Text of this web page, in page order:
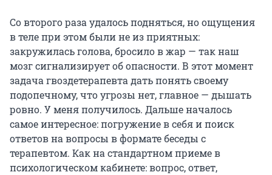
Со второго раза удалось подняться, но ощущения
в теле при этом были не из приятных:
закружилась голова, бросило в жар — так наш
мозг сигнализирует об опасности. В этот момент
задача гвоздетерапевта дать понять своему
подопечному, что угрозы нет, главное — дышать
ровно. У меня получилось. Дальше началось
самое интересное: погружение в себя и поиск
ответов на вопросы в формате беседы с
терапевтом. Как на стандартном приеме в
психологическом кабинете: вопрос, ответ,